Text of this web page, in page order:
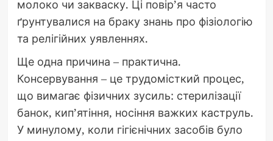
молоко чи закваску. Ці повір’я часто
ґрунтувалися на браку знань про фізіологію
та релігійних уявленнях.
Ще одна причина – практична.
Консервування – це трудомісткий процес,
що вимагає фізичних зусиль: стерилізації
банок, кип’ятіння, носіння важких каструль.
У минулому, коли гігієнічних засобів було